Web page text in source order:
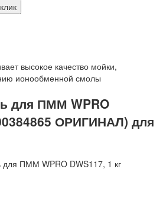
высокое качество мойки,
ионообменной смолы
для ПММ WPRO
ОРИГИНАЛ) для
для ПММ WPRO DWS117, 1 кг